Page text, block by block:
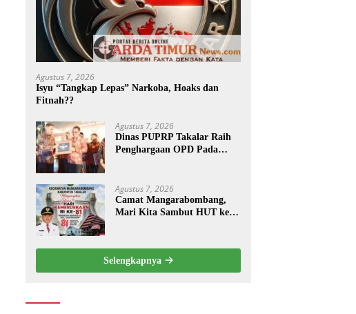
Agustus 7, 2026
Isyu “Tangkap Lepas” Narkoba, Hoaks dan
Fitnah??
Agustus 7, 2026
Dinas PUPRP Takalar Raih
Penghargaan OPD Pada
Agustus 7, 2026
Camat Mangarabombang,
Mari Kita Sambut HUT ke-
Pembangunan.‍
Selengkapnya